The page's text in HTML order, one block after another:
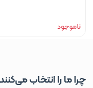
ناموجود
چرا ما را انتخاب